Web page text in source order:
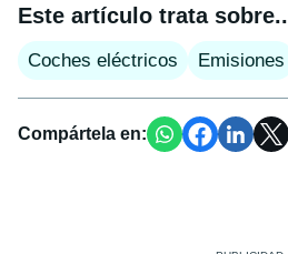
Este artículo trata
Coches eléctricos Emisiones
Compártela en: